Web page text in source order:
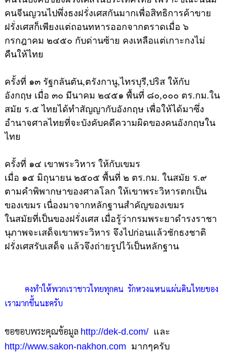
คนจีนญวนไปพึ่งธงฝรั่งเศสกันมากเพื่อสิทธิการค้าขาย
ฝรั่งเศสก็เพียงแต่ถอนทหารออกจากตราดเมื่อ ๖
กรกฎาคม ๒๔๕๐ กับด่านซ้าย คงเหลือแต่เกาะกงไม่
คืนให้ไทย
ครั้งที่ ๑๓ รัฐกลันตัน,ตรังกานู,ไทรบุรี,ปริส ให้กับ
อังกฤษ เมื่อ ๓๐ มีนาคม ๒๔๕๑ พื้นที่ ๘๐,๐๐๐ ตร.กม.ใน
สมัย ร.๕ ไทยได้ทำสัญญากับอังกฤษ เพื่อให้ได้มาซึ่ง
อำนาจศาลไทยที่จะบังคับคดีความผิดของคนอังกฤษใน
ไทย
ครั้งที่ ๑๔ เขาพระวิหาร ให้กับเขมร
เมื่อ ๑๕ มิถุนายน ๒๕๐๕ พื้นที่ ๒ ตร.กม. ในสมัย ร.๙
ตามคำพิพากษาของศาลโลก ให้เขาพระวิหารตกเป็น
ของเขมร เนื่องมาจากหลักฐานสำคัญของเขมร
ในสมัยที่เป็นของฝรั่งเศส เมื่อรู้ว่ากรมพระยาดำรงราชา
นุภาพจะเสด็จเขาพระวิหาร จึงไปก่อนแล้วชักธงชาติ
ฝรั่งเศสรับเสด็จ แล้วจึงถ่ายรูปไว้เป็นหลักฐาน
คงทำให้พวกเราชาวไทยทุกคน รักหวงแหนแผ่นดินไทยของ
เรามากขึ้นนะครับ
ขอขอบพระคุณข้อมูล http://dek-d.com/และ
http://www.sakon-nakhon.com มากๆครับ